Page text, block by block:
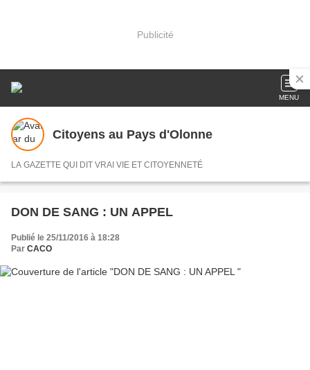
Publicité
MENU
Citoyens au Pays d'Olonne
LA GAZETTE QUI DIT VRAI VIE ET CITOYENNETÉ
DON DE SANG : UN APPEL
Publié le 25/11/2016 à 18:28
Par CACO